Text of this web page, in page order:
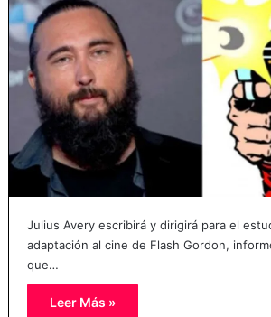
Julius Avery escribirá y dirigirá para el
adaptación al cine de Flash Gordon,
que…
Leer Más »